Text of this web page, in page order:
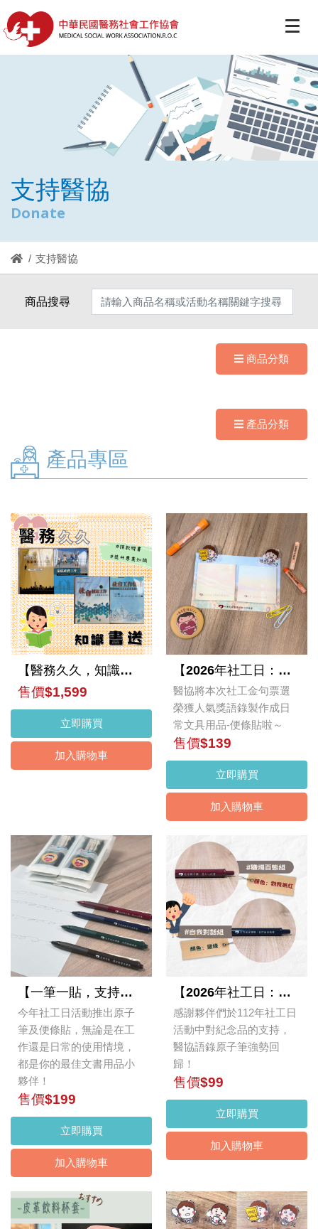
支持醫協
Donate
支持醫協
商品搜尋
商品分類
產品分類
產品專區
【醫務久久，知識書送】捐款贈書活動
售價$1,599
立即購買
加入購物車
【2026年社工日：親聲絮語：心貼心的距離✨】醫務社工語錄便條貼
醫協將本次社工金句票選
榮獲人氣獎語錄製作成日
常文具用品-便條貼啦～
售價$139
立即購買
加入購物車
【一筆一貼，支持相隨❤】2026年醫務社工語錄原子筆+便條貼（一組）
今年社工日活動推出原子
筆及便條貼，無論是在工
作還是日常的使用情境，
都是你的最佳文書用品小
夥伴！
售價$199
立即購買
加入購物車
【2026年社工日：親聲絮語：心貼心的距離✨】醫務社工語錄原子筆
感謝夥伴們於112年社工日
活動中對紀念品的支持，
醫協語錄原子筆強勢回
歸！
售價$99
立即購買
加入購物車